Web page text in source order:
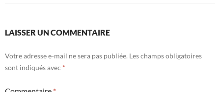
LAISSER UN COMMENTAIRE
Votre adresse e-mail ne sera pas publiée. Les champs obligatoires
sont indiqués avec *